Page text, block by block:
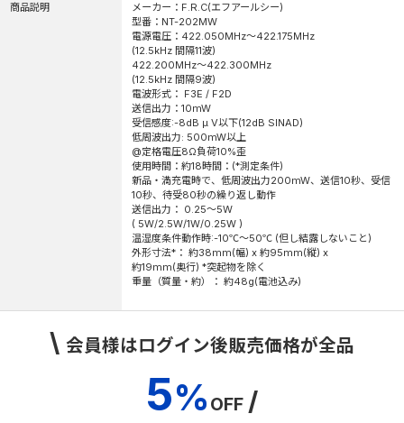
商品説明
メーカー：F.R.C(エフアールシー)
型番：NT-202MW
電源電圧：422.050MHz～422.175MHz
(12.5kHz 間隔11波)
422.200MHz～422.300MHz
(12.5kHz 間隔9波)
電波形式： F3E / F2D
送信出力：10mW
受信感度:-8dB μ V以下(12dB SINAD)
低周波出力: 500mW以上
@定格電圧8Ω負荷10%歪
使用時間：約18時間：(*測定条件)
新品・満充電時で、低周波出力200mW、送信10秒、受信
10秒、待受80秒の繰り返し動作
送信出力： 0.25～5W
( 5W/2.5W/1W/0.25W )
温湿度条件動作時:-10℃～50℃ (但し結露しないこと)
外形寸法*： 約38mm(幅) x 約95mm(縦) x
約19mm(奥行) *突起物を除く
重量（質量・約）： 約48g(電池込み)
\ 会員様はログイン後販売価格が全品
5% OFF /